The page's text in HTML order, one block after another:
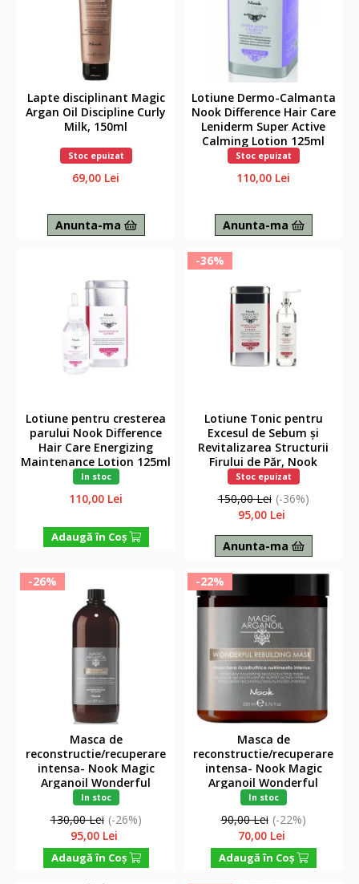
Lapte disciplinant Magic
Argan Oil Discipline Curly
Milk, 150ml
Stoc epuizat
69,00 Lei
Anunta-ma
Lotiune Dermo-Calmanta
Nook Difference Hair Care
Leniderm Super Active
Calming Lotion 125ml
Stoc epuizat
110,00 Lei
Anunta-ma
Lotiune pentru cresterea
parului Nook Difference
Hair Care Energizing
Maintenance Lotion 125ml
In stoc
110,00 Lei
Adaugă în Coş
-36%
Lotiune Tonic pentru
Excesul de Sebum și
Revitalizarea Structurii
Firului de Păr, Nook
Difference Hair Care
Intense 100ml
Stoc epuizat
150,00 Lei (-36%)
95,00 Lei
Anunta-ma
-26%
Masca de
reconstructie/recuperare
intensa- Nook Magic
Arganoil Wonderful
Rebuilding mask- 1000 ml
In stoc
130,00 Lei (-26%)
95,00 Lei
Adaugă în Coş
-22%
Masca de
reconstructie/recuperare
intensa- Nook Magic
Arganoil Wonderful
Rebuilding mask- 250 ml
In stoc
90,00 Lei (-22%)
70,00 Lei
Adaugă în Coş